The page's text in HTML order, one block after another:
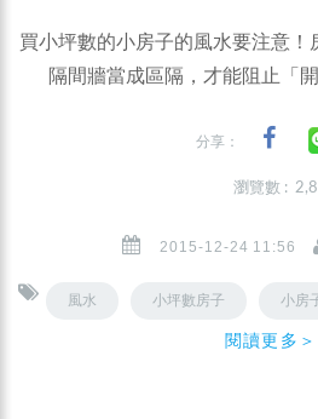
買小坪數的小房子的風水要注意！
隔間牆當成區隔，才能阻止「
分享：
瀏覽數 :
2015-12-24 11:56
風水 小坪數房子 小房
閱讀更多＞